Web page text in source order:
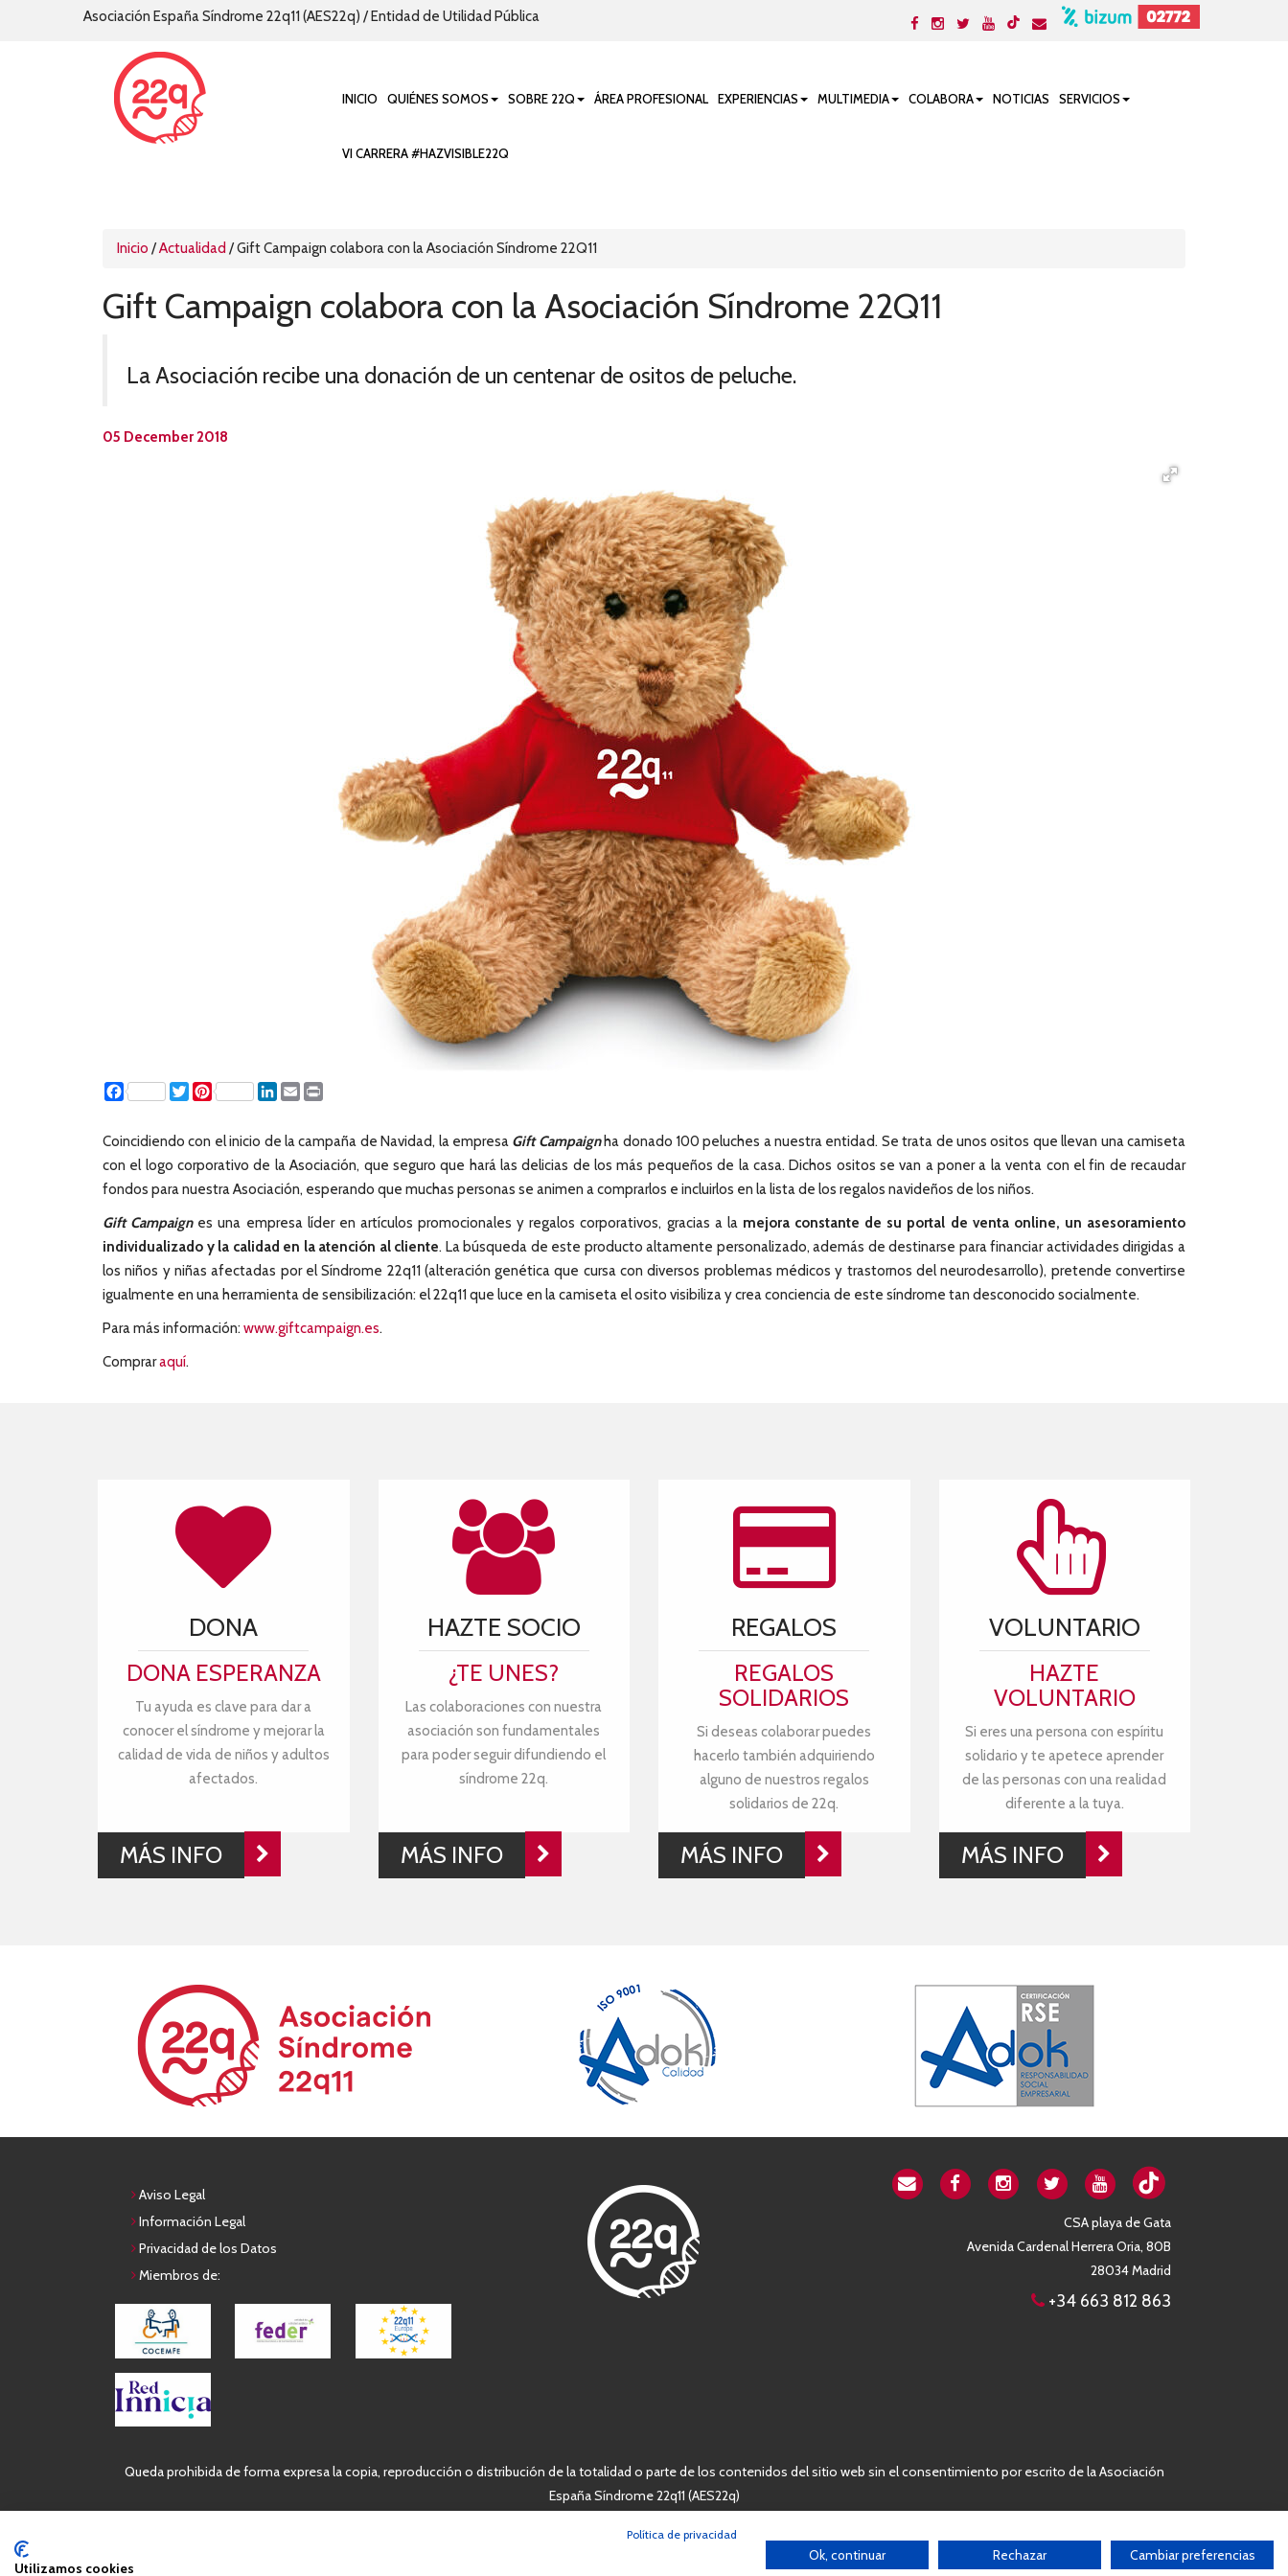
Asociación España Síndrome 22q11 (AES22q) / Entidad de Utilidad Pública
INICIO QUIÉNES SOMOS SOBRE 22Q ÁREA PROFESIONAL EXPERIENCIAS MULTIMEDIA COLABORA NOTICIAS SERVICIOS
VI CARRERA #HAZVISIBLE22Q
Inicio /Actualidad /Gift Campaign colabora con la Asociación Síndrome 22Q11
Gift Campaign colabora con la Asociación Síndrome 22Q11
La Asociación recibe una donación de un centenar de ositos de peluche.
05 December 2018
Facebook TwitterPinterest LinkedIn
Email
Coincidiendo con el inicio de la campaña de Navidad, la empresa Gift Campaignha donado 100 peluches a nuestra entidad. Se trata de unos ositos que llevan una camiseta
con el logo corporativo de la Asociación, que seguro que hará las delicias de los más pequeños de la casa. Dichos ositos se van a poner a la venta con el fin de recaudar
fondos para nuestra Asociación, esperando que muchas personas se animen a comprarlos e incluirlos en la lista de los regalos navideños de los niños.
Gift Campaignes una empresa líder en artículos promocionales y regalos corporativos, gracias a la mejora constante de su portal de venta online, un asesoramiento
individualizado y la calidad en la atención al cliente. La búsqueda de este producto altamente personalizado, además de destinarse para financiar actividades dirigidas a
los niños y niñas afectadas por el Síndrome 22q11 (alteración genética que cursa con diversos problemas médicos y trastornos del neurodesarrollo), pretende convertirse
igualmente en una herramienta de sensibilización: el 22q11 que luce en la camiseta el osito visibiliza y crea conciencia de este síndrome tan desconocido socialmente.
Para más información: www.giftcampaign.es.
Compraraquí.
DONA
DONA ESPERANZA
Tu ayuda es clave para dar a
conocer el síndrome y mejorar la
calidad de vida de niños y adultos
afectados.
MÁS INFO
HAZTE SOCIO
¿TE UNES?
Las colaboraciones con nuestra
asociación son fundamentales
para poder seguir difundiendo el
síndrome 22q.
MÁS INFO
REGALOS
REGALOS
SOLIDARIOS
Si deseas colaborar puedes
hacerlo también adquiriendo
alguno de nuestros regalos
solidarios de 22q.
MÁS INFO
VOLUNTARIO
HAZTE
VOLUNTARIO
Si eres una persona con espíritu
solidario y te apetece aprender
de las personas con una realidad
diferente a la tuya.
MÁS INFO
Aviso Legal
Información Legal
Privacidad de los Datos
Miembros de:
CSA playa de Gata
Avenida Cardenal Herrera Oria, 80B
28034 Madrid
+34 663 812 863
Queda prohibida de forma expresa la copia, reproducción o distribución de la totalidad o parte de los contenidos del sitio web sin el consentimiento por escrito de la Asociación
España Síndrome 22q11 (AES22q)
Desarrollado por:THEGECOCOMPANY
Política de privacidad
Utilizamos cookies
Ok, continuar Rechazar Cambiar preferencias